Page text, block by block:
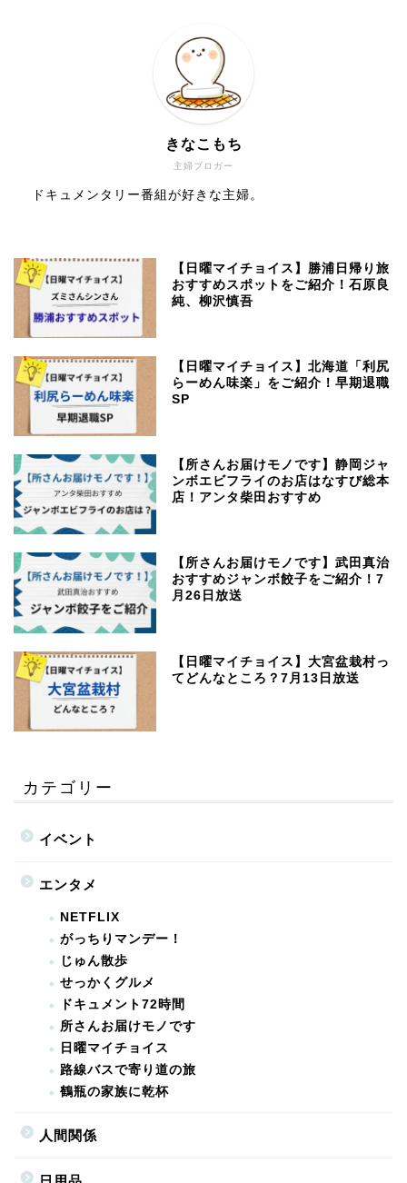
主婦ブロガー
きなこもち
ドキュメンタリー番組が好きな主婦。
【日曜マイチョイス】勝浦日帰り旅
おすすめスポットをご紹介！石原良
純、柳沢慎吾
【日曜マイチョイス】北海道「利尻
らーめん味楽」をご紹介！早期退職
SP
【所さんお届けモノです】静岡ジャ
ンボエビフライのお店はなすび総本
店！アンタ柴田おすすめ
【所さんお届けモノです】武田真治
おすすめジャンボ餃子をご紹介！7
月26日放送
【日曜マイチョイス】大宮盆栽村っ
てどんなところ？7月13日放送
カテゴリー
イベント
エンタメ
NETFLIX
がっちりマンデー！
じゅん散歩
せっかくグルメ
ドキュメント72時間
所さんお届けモノです
日曜マイチョイス
路線バスで寄り道の旅
鶴瓶の家族に乾杯
人間関係